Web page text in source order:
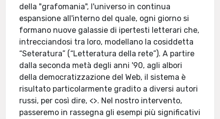
della "grafomania", l'universo in continua
espansione all'interno del quale, ogni giorno si
formano nuove galassie di ipertesti letterari che,
intrecciandosi tra loro, modellano la cosiddetta
“Seteratura” (“Letteratura della rete”). A partire
dalla seconda metà degli anni '90, agli albori
della democratizzazione del Web, il sistema è
risultato particolarmente gradito a diversi autori
russi, per così dire, <>. Nel nostro intervento,
passeremo in rassegna gli esempi più significativi